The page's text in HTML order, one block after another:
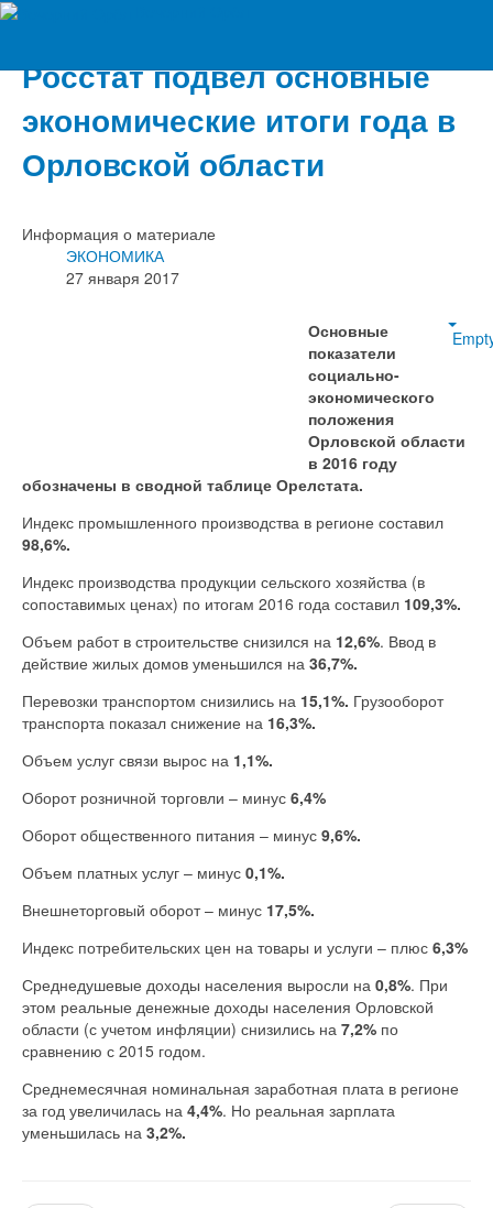
Росстат подвел основные
экономические итоги года в
Орловской области
Информация о материале
ЭКОНОМИКА
27 января 2017
Основные
показатели
социально-
экономического
положения
Орловской области
в 2016 году
обозначены в сводной таблице Орелстата.
Индекс промышленного производства в регионе составил
98,6%.
Индекс производства продукции сельского хозяйства (в
сопоставимых ценах) по итогам 2016 года составил 109,3%.
Объем работ в строительстве снизился на 12,6%. Ввод в
действие жилых домов уменьшился на 36,7%.
Перевозки транспортом снизились на 15,1%. Грузооборот
транспорта показал снижение на 16,3%.
Объем услуг связи вырос на 1,1%.
Оборот розничной торговли – минус 6,4%
Оборот общественного питания – минус 9,6%.
Объем платных услуг – минус 0,1%.
Внешнеторговый оборот – минус 17,5%.
Индекс потребительских цен на товары и услуги – плюс 6,3%
Среднедушевые доходы населения выросли на 0,8%. При
этом реальные денежные доходы населения Орловской
области (с учетом инфляции) снизились на 7,2% по
сравнению с 2015 годом.
Среднемесячная номинальная заработная плата в регионе
за год увеличилась на 4,4%. Но реальная зарплата
уменьшилась на 3,2%.